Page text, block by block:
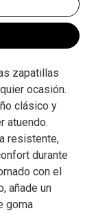
zapatillas
ocasión.
clásico y
atuendo.
resistente,
durante
con el
añade un
goma